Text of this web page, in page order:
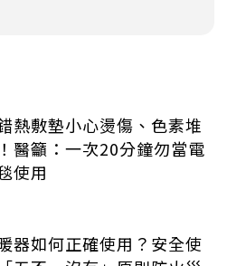
熱敷墊小心燙傷、色素堆
醫籲：一次20分鐘勿當電
使用
器如何正確使用？安全使